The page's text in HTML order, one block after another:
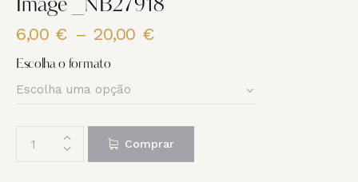
Image _NB27918
6,00 € – 20,00 €
Escolha o formato
Quantidade
Comprar